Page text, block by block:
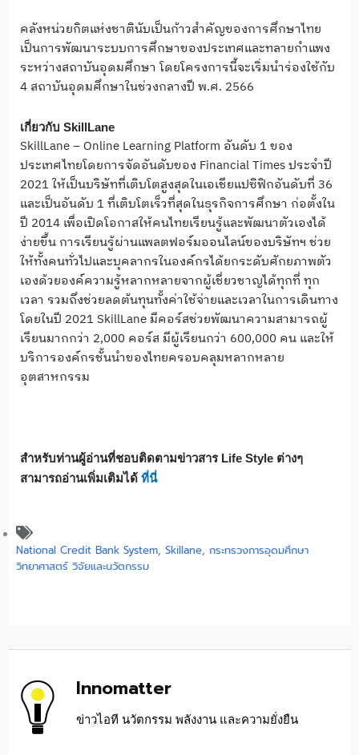
คลังหน่วยกิตแห่งชาตินับเป็นก้าวสำคัญของการศึกษาไทย
เป็นการพัฒนาระบบการศึกษาของประเทศและทลายกำแพง
ระหว่างสถาบันอุดมศึกษา โดยโครงการนี้จะเริ่มนำร่องใช้กับ
4 สถาบันอุดมศึกษาในช่วงกลางปี พ.ศ. 2566
เกี่ยวกับ SkillLane
SkillLane – Online Learning Platform อันดับ 1 ของ
ประเทศไทยโดยการจัดอันดับของ Financial Times ประจำปี
2021 ให้เป็นบริษัทที่เติบโตสูงสุดในเอเชียแปซิฟิกอันดับที่ 36
และเป็นอันดับ 1 ที่เติบโตเร็วที่สุดในธุรกิจการศึกษา ก่อตั้งใน
ปี 2014 เพื่อเปิดโอกาสให้คนไทยเรียนรู้และพัฒนาตัวเองได้
ง่ายขึ้น การเรียนรู้ผ่านแพลตฟอร์มออนไลน์ของบริษัทฯ ช่วย
ให้ทั้งคนทั่วไปและบุคลากรในองค์กรได้ยกระดับศักยภาพตัว
เองด้วยองค์ความรู้หลากหลายจากผู้เชี่ยวชาญได้ทุกที่ ทุก
เวลา รวมถึงช่วยลดต้นทุนทั้งค่าใช้จ่ายและเวลาในการเดินทาง
โดยในปี 2021 SkillLane มีคอร์สช่วยพัฒนาความสามารถผู้
เรียนมากกว่า 2,000 คอร์ส มีผู้เรียนกว่า 600,000 คน และให้
บริการองค์กรชั้นนำของไทยครอบคลุมหลากหลาย
อุตสาหกรรม
สำหรับท่านผู้อ่านที่ชอบติดตามข่าวสาร Life Style ต่างๆ
สามารถอ่านเพิ่มเติมได้ ที่นี่
National Credit Bank System, Skillane, กระทรวงการอุดมศึกษา
วิทยาศาสตร์ วิจัยและนวัตกรรม
Innomatter
ข่าวไอที นวัตกรรม พลังงาน และความยั่งยืน